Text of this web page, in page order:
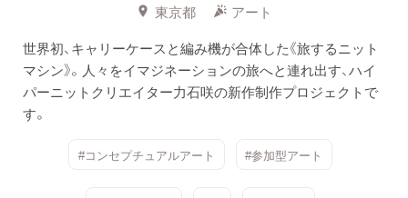
東京都
アート
世界初、キャリーケースと編み機が合体した《旅するニット
マシン》。人々をイマジネーションの旅へと連れ出す、ハイ
パーニットクリエイター力石咲の新作制作プロジェクトで
す。
#コンセプチュアルアート #参加型アート